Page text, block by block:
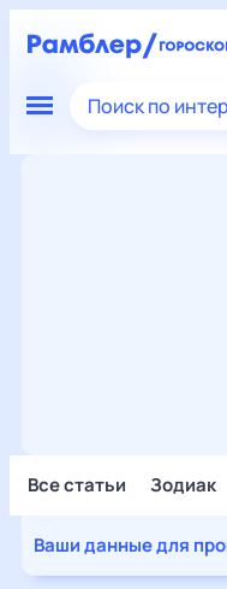
Поиск по
Все статьи Зодиак
Ваши данные для